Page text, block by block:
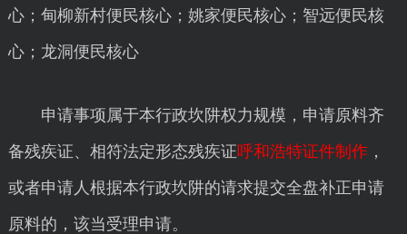
心；甸柳新村便民核心；姚家便民核心；智远便民核
心；龙洞便民核心
申请事项属于本行政坎阱权力规模，申请原料齐
备残疾证、相符法定形态残疾证呼和浩特证件制作，
或者申请人根据本行政坎阱的请求提交全盘补正申请
原料的，该当受理申请。